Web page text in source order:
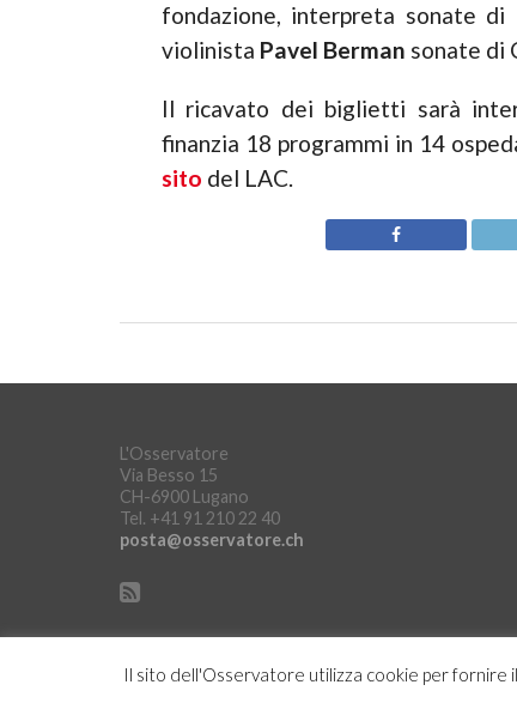
fondazione, interpreta sonate
violinista Pavel Berman sonate di
Il ricavato dei biglietti sarà
finanzia 18 programmi in 14
sito del LAC.
L'Osservatore
Via Besso 15
CH-6900 Lugano
Tel. +41 91 210 22 40
posta@osservatore.ch
Copyright © L'Osservatore
Il sito dell'Osservatore utilizza cookie per fornire